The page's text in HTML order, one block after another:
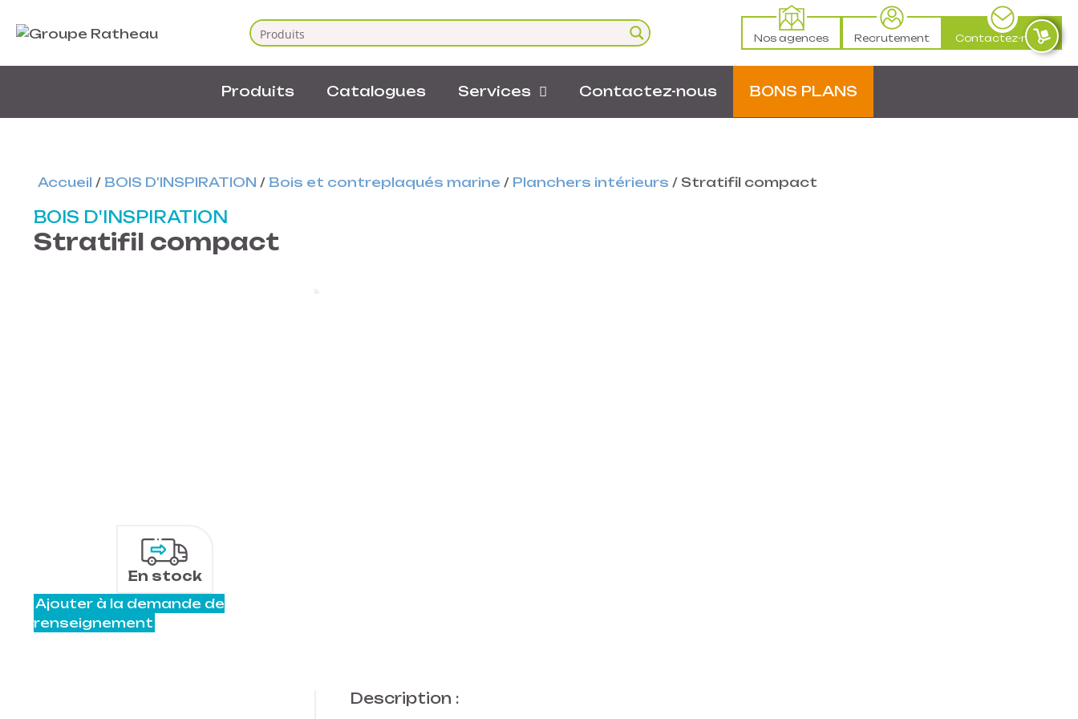
Nos agences Recrutement Contactez-nous
Produits Catalogues Services Contactez-nous BONS PLANS
Accueil / BOIS D'INSPIRATION / Bois et contreplaqués marine / Planchers intérieurs / Stratifil compact
BOIS D'INSPIRATION
Stratifil compact
En stock
Ajouter à la demande de
renseignement
Description :